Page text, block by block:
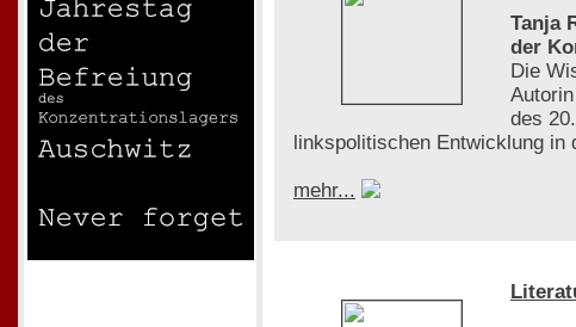
Tanja
der
Die
des
linkspolitischen Entwicklung in
mehr...